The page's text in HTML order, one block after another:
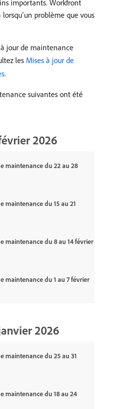
importants. Workfront
lorsqu’un problème que vous
jour de maintenance
les Mises à jour de
.
suivantes ont été
2026
maintenance du 22 au 28
maintenance du 15 au 21
maintenance du 8 au 14 février
maintenance du 1 au 7 février
2026
maintenance du 25 au 31
maintenance du 18 au 24